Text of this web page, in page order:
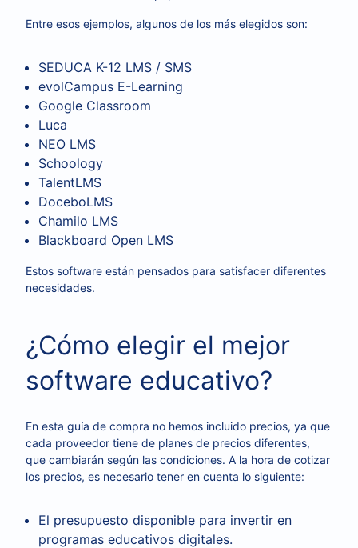
Entre esos ejemplos, algunos de los más elegidos son:
SEDUCA K-12 LMS / SMS
evolCampus E-Learning
Google Classroom
Luca
NEO LMS
Schoology
TalentLMS
DoceboLMS
Chamilo LMS
Blackboard Open LMS
Estos software están pensados para satisfacer diferentes
necesidades.
¿Cómo elegir el mejor
software educativo?
En esta guía de compra no hemos incluido precios, ya que
cada proveedor tiene de planes de precios diferentes,
que cambiarán según las condiciones. A la hora de cotizar
los precios, es necesario tener en cuenta lo siguiente:
El presupuesto disponible para invertir en
programas educativos digitales.